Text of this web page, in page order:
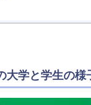
学と学生の様